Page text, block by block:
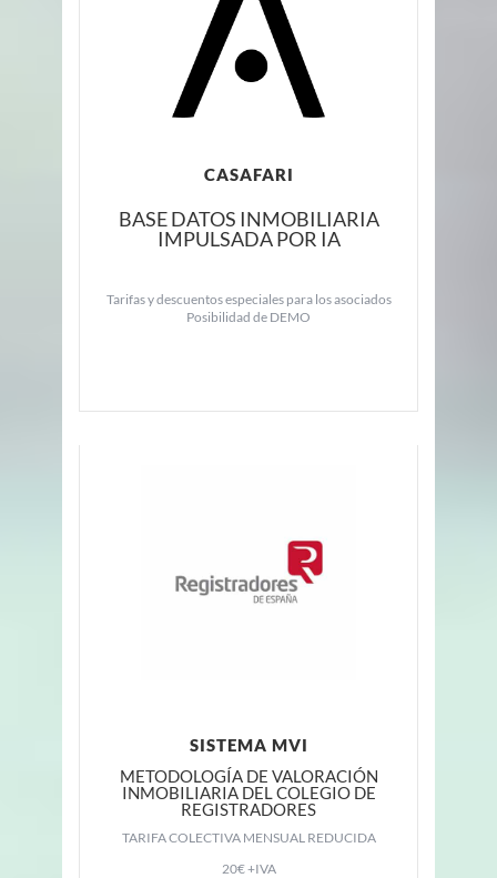
CASAFARI
BASE DATOS INMOBILIARIA
IMPULSADA POR IA
Tarifas y descuentos especiales para los asociados
Posibilidad de DEMO
SISTEMA MVI
METODOLOGÍA DE VALORACIÓN
INMOBILIARIA DEL COLEGIO DE
REGISTRADORES
TARIFA COLECTIVA MENSUAL REDUCIDA
20€ +IVA